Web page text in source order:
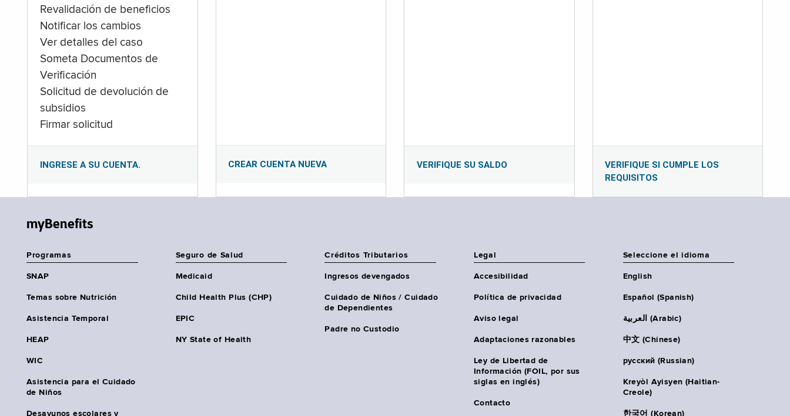
Revalidación de beneficios
Notificar los cambios
Ver detalles del caso
Someta Documentos de
Verificación
Solicitud de devolución de
subsidios
Firmar solicitud
INGRESE A SU CUENTA. CREAR CUENTA NUEVA VERIFIQUE SU SALDO
VERIFIQUE SI CUMPLE LOS
REQUISITOS
myBenefits
Programas
SNAP
Temas sobre Nutrición
Asistencia Temporal
HEAP
WIC
Asistencia para el Cuidado
de Niños
Desayunos escolares y
Seguro de Salud
Medicaid
Child Health Plus (CHP)
EPIC
NY State of Health
Créditos Tributarios
Ingresos devengados
Cuidado de Niños / Cuidado
de Dependientes
Padre no Custodio
Legal
Accesibilidad
Política de privacidad
Aviso legal
Adaptaciones razonables
Ley de Libertad de
Información (FOIL, por sus
siglas en inglés)
Contacto
Seleccione el idioma
English
Español (Spanish)
العربية (Arabic)
中文 (Chinese)
русский (Russian)
Kreyòl Ayisyen (Haitian-
Creole)
한국어 (Korean)